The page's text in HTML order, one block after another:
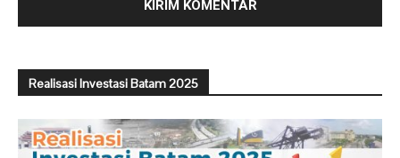
Realisasi Investasi Batam 2025